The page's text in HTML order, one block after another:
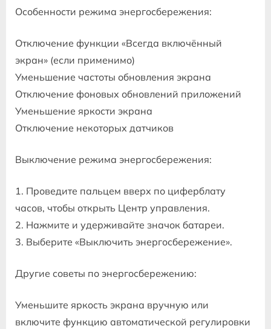
Особенности режима энергосбережения:
Отключение функции «Всегда включённый
экран» (если применимо)
Уменьшение частоты обновления экрана
Отключение фоновых обновлений приложений
Уменьшение яркости экрана
Отключение некоторых датчиков
Выключение режима энергосбережения:
1. Проведите пальцем вверх по циферблату
часов, чтобы открыть Центр управления.
2. Нажмите и удерживайте значок батареи.
3. Выберите «Выключить энергосбережение».
Другие советы по энергосбережению:
Уменьшите яркость экрана вручную или
включите функцию автоматической регулировки